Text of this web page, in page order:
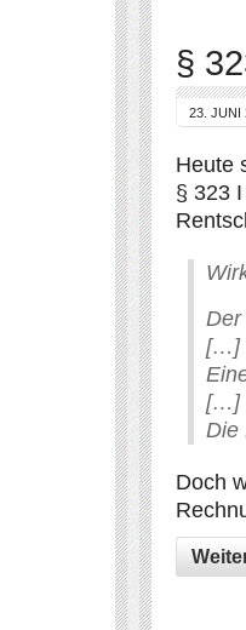
§
23. JUNI
Heute
§ 323
Der
[…]
[…]
Die
Doch